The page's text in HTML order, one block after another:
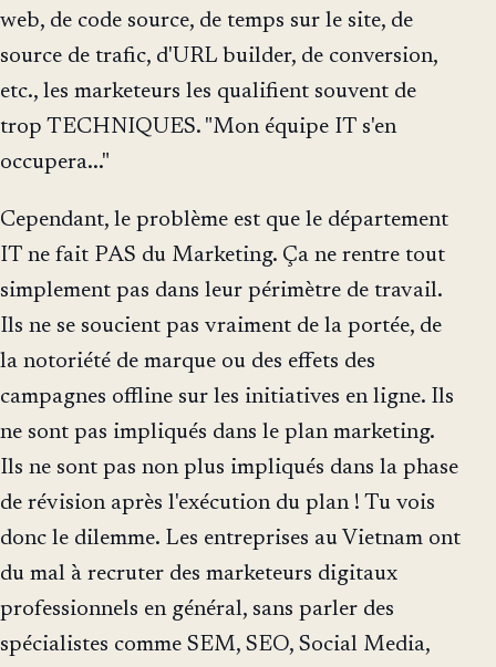
web, de code source, de temps sur le site, de
source de trafic, d'URL builder, de conversion,
etc., les marketeurs les qualifient souvent de
trop TECHNIQUES. "Mon équipe IT s'en
occupera..."
Cependant, le problème est que le département
IT ne fait PAS du Marketing. Ça ne rentre tout
simplement pas dans leur périmètre de travail.
Ils ne se soucient pas vraiment de la portée, de
la notoriété de marque ou des effets des
campagnes offline sur les initiatives en ligne. Ils
ne sont pas impliqués dans le plan marketing.
Ils ne sont pas non plus impliqués dans la phase
de révision après l'exécution du plan ! Tu vois
donc le dilemme. Les entreprises au Vietnam ont
du mal à recruter des marketeurs digitaux
professionnels en général, sans parler des
spécialistes comme SEM, SEO, Social Media,